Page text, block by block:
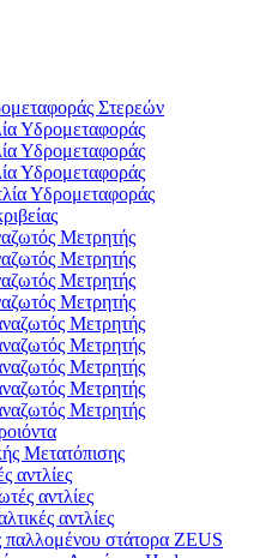
Στερεών
Υδρομεταφοράς
Υδρομεταφοράς
Υδρομεταφοράς
Υδρομεταφοράς
Μετρητής
Μετρητής
Μετρητής
Μετρητής
Μετρητής
Μετρητής
Μετρητής
Μετρητής
Μετρητής
Μετατόπισης
αντλίες
αντλίες
αντλίες
παλλομένου στάτορα ZEUS